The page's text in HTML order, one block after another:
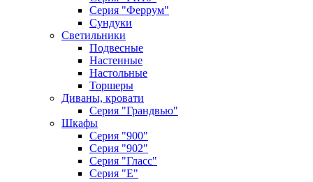
Серия "Феррум"
Сундуки
Светильники
Подвесные
Настенные
Настольные
Торшеры
Диваны, кровати
Серия "Грандвью"
Шкафы
Серия "900"
Серия "902"
Серия "Гласс"
Серия "Е"